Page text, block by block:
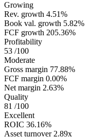
Growing
Rev. growth 4.51%
Book val. growth 5.82%
FCF growth 205.36%
Profitability
53 /100
Moderate
Gross margin 77.88%
FCF margin 0.00%
Net margin 2.63%
Quality
81 /100
Excellent
ROIC 36.16%
Asset turnover 2.89x